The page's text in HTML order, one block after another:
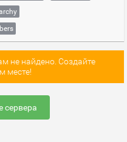
не найдено. Создайте
месте!
сервера